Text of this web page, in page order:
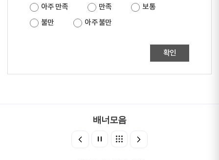
아주 만족 만족
보통
불만
아주 불만
확인
배너모음